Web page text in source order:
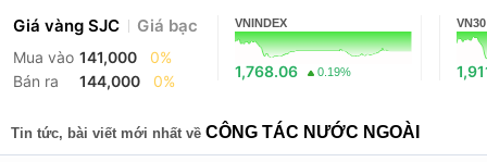
Giá vàng SJC Giá bạc
Mua vào 141,000
0%
Bán ra
144,000 0%
VNINDEX
1,768.06 0.19%
VN30
Tin tức, bài viết mới nhất về CÔNG TÁC NƯỚC NGOÀI